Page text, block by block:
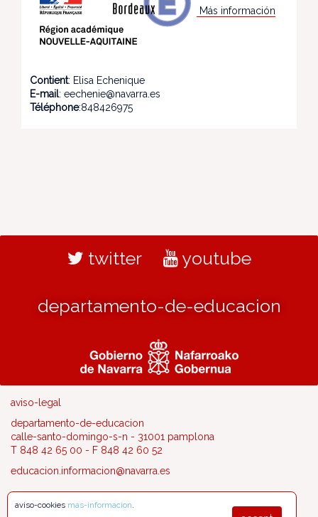
Más información
Contient: Elisa Echenique
E-mail: eechenie@navarra.es
Téléphone:848426975
twitter youtube
departamento-de-educacion
aviso-legal
departamento-de-educacion
calle-santo-domingo-s-n - 31001 pamplona
T 848 42 65 00 - F 848 42 60 52
educacion.informacion@navarra.es
aviso-cookies mas-informacion.